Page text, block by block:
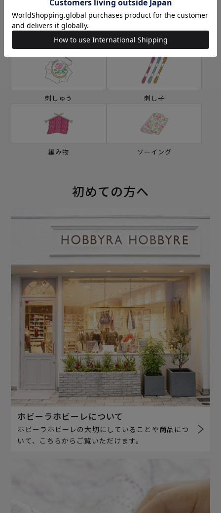
カテゴリー別の学ぶ
刺しゅう 刺し子
編み物 ソーイング
初めての方へ
ホビーラホビーレについて
ホビーラホビーレの大切にしていることや商品につ
いて、こちらからご覧いただけます。